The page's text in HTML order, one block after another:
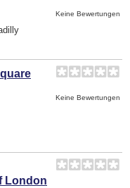
Keine Bewertungen
Keine Bewertungen
London